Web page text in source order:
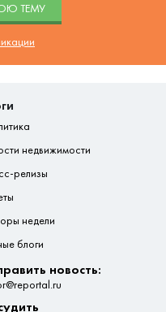
ТЕМУ
недвижимости
релизы
недели
блоги
новость: